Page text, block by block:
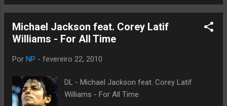
Enough, Alem de Intrumentais como Smoth
Track List 1- Intro MJ 2-Tupac ft Big e Big L
Deadly Combination [By Thug] 3-Jay-z feat
Ugk Hey Papi [Prod.Beat Thug] 4-Michael
[Prod.Beat Thug] 5-Young Buck - Shorty
Wanna Ride [Prod.Beat Thug] 6-Tupac - My
Michael Jackson feat. Corey Latif
Williams - For All Time
Por NP - fevereiro 22, 2010
DL - Michael Jackson feat. Corey Latif
Williams - For All Time